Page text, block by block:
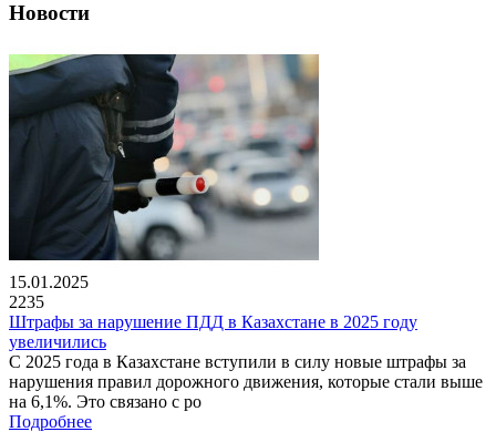
Новости
15.01.2025
2235
Штрафы за нарушение ПДД в Казахстане в 2025 году
увеличились
С 2025 года в Казахстане вступили в силу новые штрафы за
нарушения правил дорожного движения, которые стали выше
на 6,1%. Это связано с ро
Подробнее